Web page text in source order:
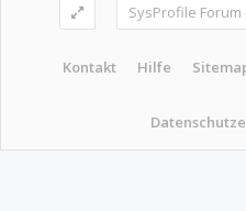
SysProfile Forum
Kontakt Hilfe